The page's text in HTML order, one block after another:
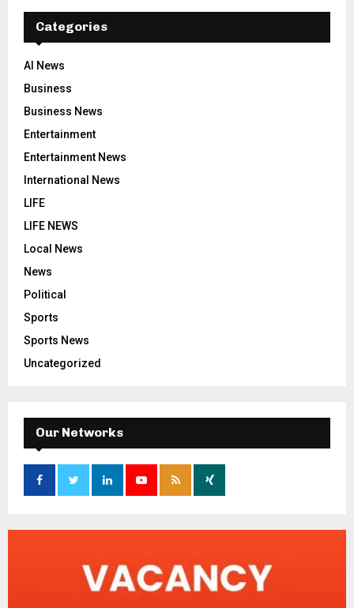
Categories
AI News
Business
Business News
Entertainment
Entertainment News
International News
LIFE
LIFE NEWS
Local News
News
Political
Sports
Sports News
Uncategorized
Our Networks